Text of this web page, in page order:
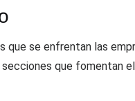
se enfrentan las
que fomentan